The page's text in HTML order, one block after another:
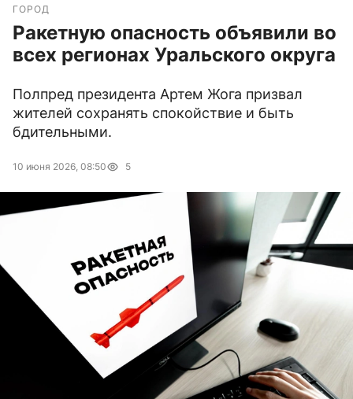
ГОРОД
Ракетную опасность объявили во
всех регионах Уральского округа
Полпред президента Артем Жога призвал
жителей сохранять спокойствие и быть
бдительными.
10 июня 2026, 08:50 5